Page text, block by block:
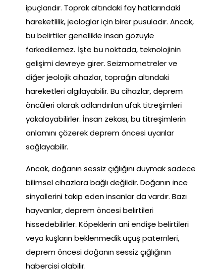
ipuçlarıdır. Toprak altındaki fay hatlarındaki
hareketlilik, jeologlar için birer pusuladır. Ancak,
bu belirtiler genellikle insan gözüyle
farkedilemez. İşte bu noktada, teknolojinin
gelişimi devreye girer. Seizmometreler ve
diğer jeolojik cihazlar, toprağın altındaki
hareketleri algılayabilir. Bu cihazlar, deprem
öncüleri olarak adlandırılan ufak titreşimleri
yakalayabilirler. İnsan zekası, bu titreşimlerin
anlamını çözerek deprem öncesi uyarılar
sağlayabilir.
Ancak, doğanın sessiz çığlığını duymak sadece
bilimsel cihazlara bağlı değildir. Doğanın ince
sinyallerini takip eden insanlar da vardır. Bazı
hayvanlar, deprem öncesi belirtileri
hissedebilirler. Köpeklerin ani endişe belirtileri
veya kuşların beklenmedik uçuş paternleri,
deprem öncesi doğanın sessiz çığlığının
habercisi olabilir.